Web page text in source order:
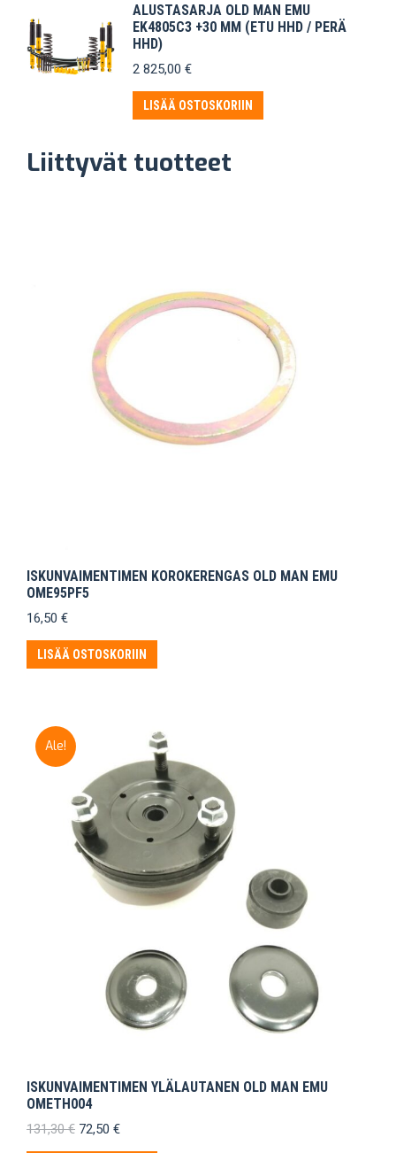
ALUSTASARJA OLD MAN EMU
EK4805C3 +30 MM (ETU HHD / PERÄ
HHD)
2 825,00 €
LISÄÄ OSTOSKORIIN
Liittyvät tuotteet
ISKUNVAIMENTIMEN KOROKERENGAS OLD MAN EMU
OME95PF5
16,50 €
LISÄÄ OSTOSKORIIN
Ale!
ISKUNVAIMENTIMEN YLÄLAUTANEN OLD MAN EMU
OMETH004
131,30€ Alkuperäinen
72,50 €Nykyinen